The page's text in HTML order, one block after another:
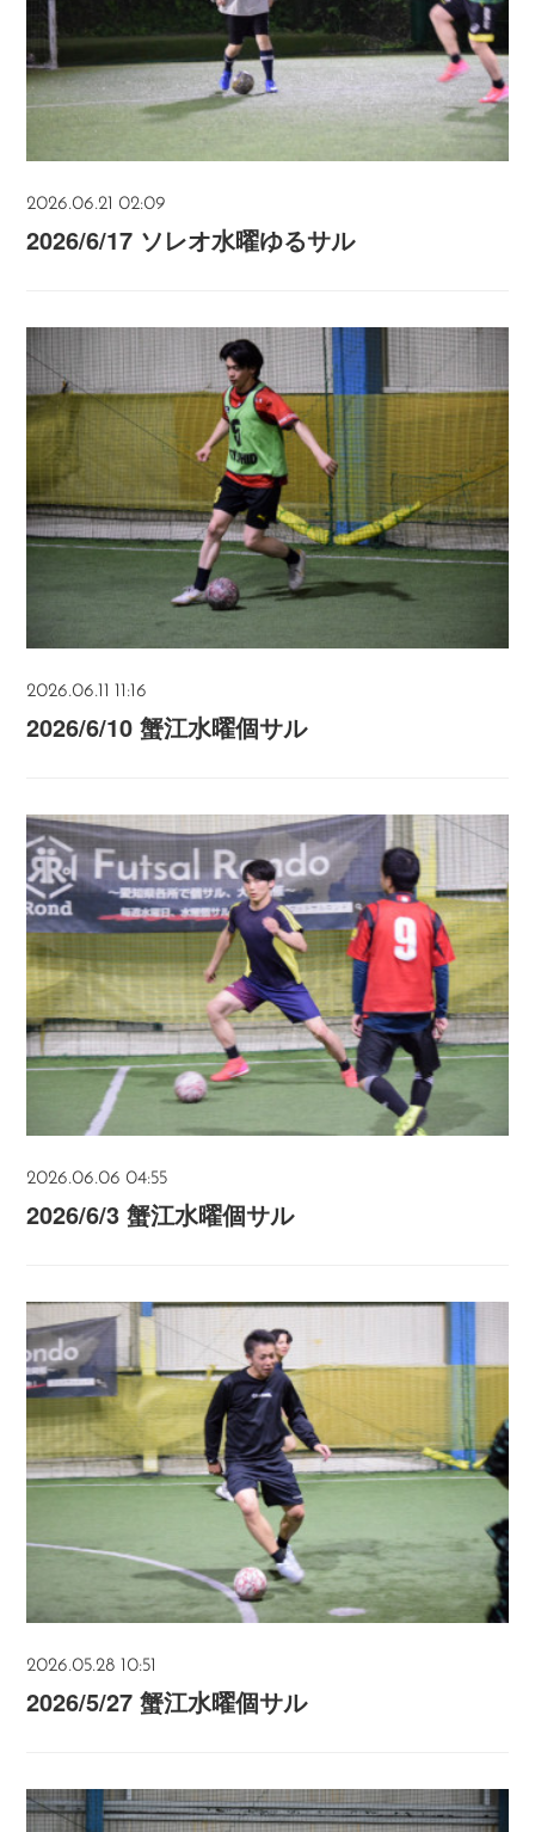
2026.06.21 02:09
2026/6/17 ソレオ水曜ゆるサル
2026.06.11 11:16
2026/6/10 蟹江水曜個サル
2026.06.06 04:55
2026/6/3 蟹江水曜個サル
2026.05.28 10:51
2026/5/27 蟹江水曜個サル